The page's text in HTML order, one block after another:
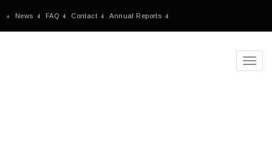
News FAQ Contact Annual Reports